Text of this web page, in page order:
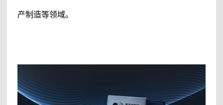
产制造等领域。